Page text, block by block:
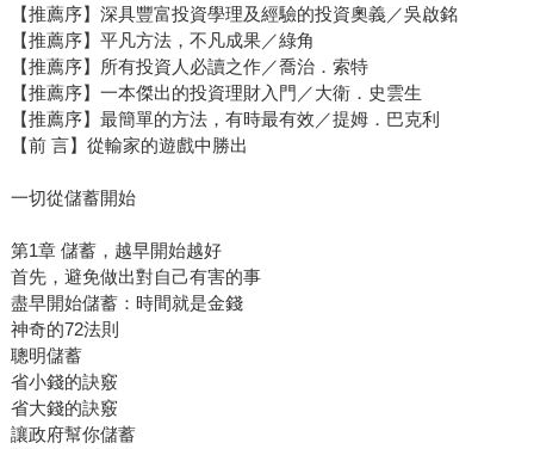
【推薦序】深具豐富投資學理及經驗的投資奧義／吳啟銘
【推薦序】平凡方法，不凡成果／綠角
【推薦序】所有投資人必讀之作／喬治．索特
【推薦序】一本傑出的投資理財入門／大衛．史雲生
【推薦序】最簡單的方法，有時最有效／提姆．巴克利
【前 言】從輸家的遊戲中勝出
一切從儲蓄開始
第1章 儲蓄，越早開始越好
首先，避免做出對自己有害的事
盡早開始儲蓄：時間就是金錢
神奇的72法則
聰明儲蓄
省小錢的訣竅
省大錢的訣竅
讓政府幫你儲蓄